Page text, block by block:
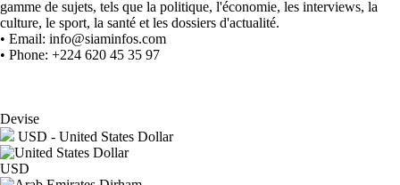
gamme de sujets, tels que la politique, l'économie, les interviews, la
culture, le sport, la santé et les dossiers d'actualité.
• Email: info@siaminfos.com
• Phone: +224 620 45 35 97
Devise
USD - United States Dollar
USD